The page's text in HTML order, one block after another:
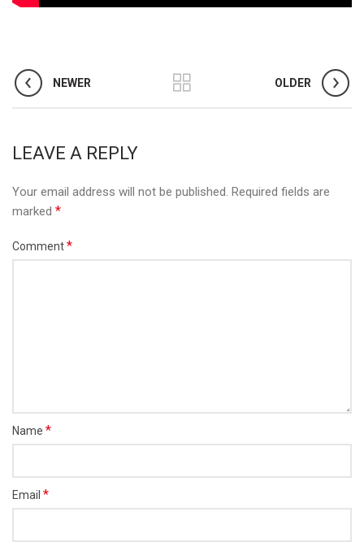
NEWER OLDER
LEAVE A REPLY
Your email address will not be published. Required fields are
marked *
Comment*
Name *
Email *